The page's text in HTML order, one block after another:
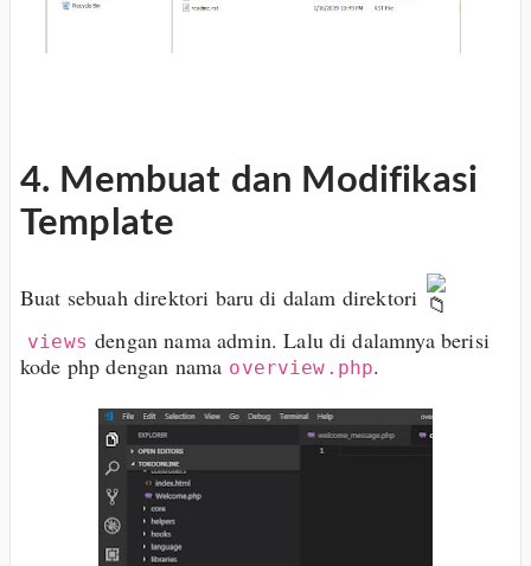
4. Membuat dan Modifikasi
Template
Buat sebuah direktori baru di dalam direktori
views dengan nama admin. Lalu di dalamnya berisi
kode php dengan nama overview.php.